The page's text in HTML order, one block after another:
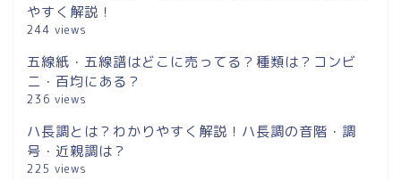
やすく解説！
244 views
五線紙・五線譜はどこに売ってる？種類は？コンビ
ニ・百均にある？
236 views
ハ長調とは？わかりやすく解説！ハ長調の音階・調
号・近親調は？
225 views